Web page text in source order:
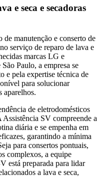
e seca e secadoras
manutenção e conserto de
serviço de reparo de lava e
marcas LG e
São Paulo, a empresa se
e pela expertise técnica de
para solucionar
aparelhos.
de eletrodomésticos
SV compreende a
diária e se empenha em
garantindo a mínima
para consertos pontuais,
complexos, a equipe
está preparada para lidar
a lava e seca,